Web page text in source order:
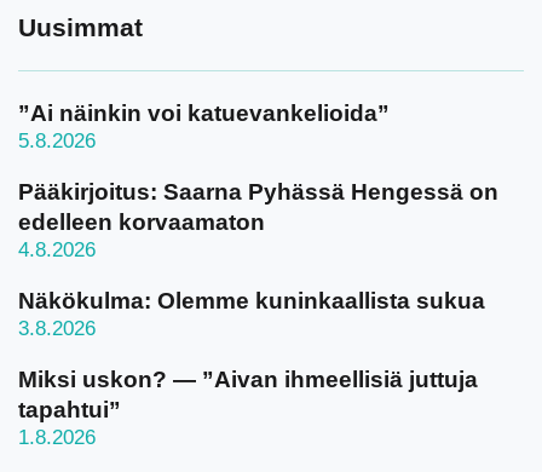
Uusimmat
”Ai näinkin voi katuevankelioida”
5.8.2026
Pääkirjoitus: Saarna Pyhässä Hengessä on
edelleen korvaamaton
4.8.2026
Näkökulma: Olemme kuninkaallista sukua
3.8.2026
Miksi uskon? — ”Aivan ihmeellisiä juttuja
tapahtui”
1.8.2026